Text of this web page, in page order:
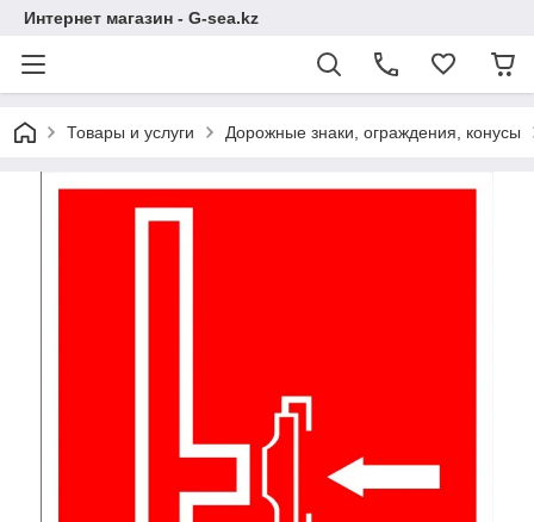
Интернет магазин - G-sea.kz
Товары и услуги Дорожные знаки, ограждения, конусы